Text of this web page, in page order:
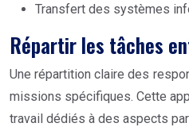
Transfert des systèmes
Répartir les tâches
Une répartition claire des
missions spécifiques. Cette
travail dédiés à des aspects